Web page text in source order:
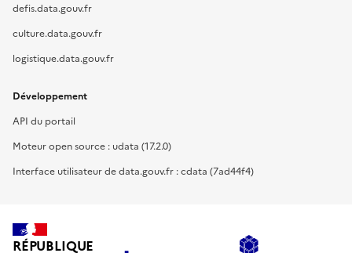
defis.data.gouv.fr
culture.data.gouv.fr
logistique.data.gouv.fr
Développement
API du portail
Moteur open source : udata (17.2.0)
Interface utilisateur de data.gouv.fr : cdata (7ad44f4)
RÉPUBLIQUE